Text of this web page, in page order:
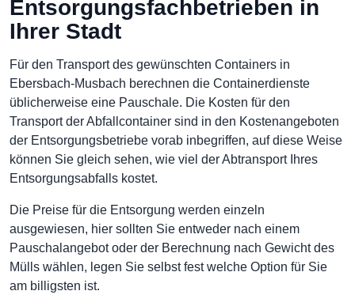
Entsorgungsfachbetrieben in
Ihrer Stadt
Für den Transport des gewünschten Containers in
Ebersbach-Musbach berechnen die Containerdienste
üblicherweise eine Pauschale. Die Kosten für den
Transport der Abfallcontainer sind in den Kostenangeboten
der Entsorgungsbetriebe vorab inbegriffen, auf diese Weise
können Sie gleich sehen, wie viel der Abtransport Ihres
Entsorgungsabfalls kostet.
Die Preise für die Entsorgung werden einzeln
ausgewiesen, hier sollten Sie entweder nach einem
Pauschalangebot oder der Berechnung nach Gewicht des
Mülls wählen, legen Sie selbst fest welche Option für Sie
am billigsten ist.